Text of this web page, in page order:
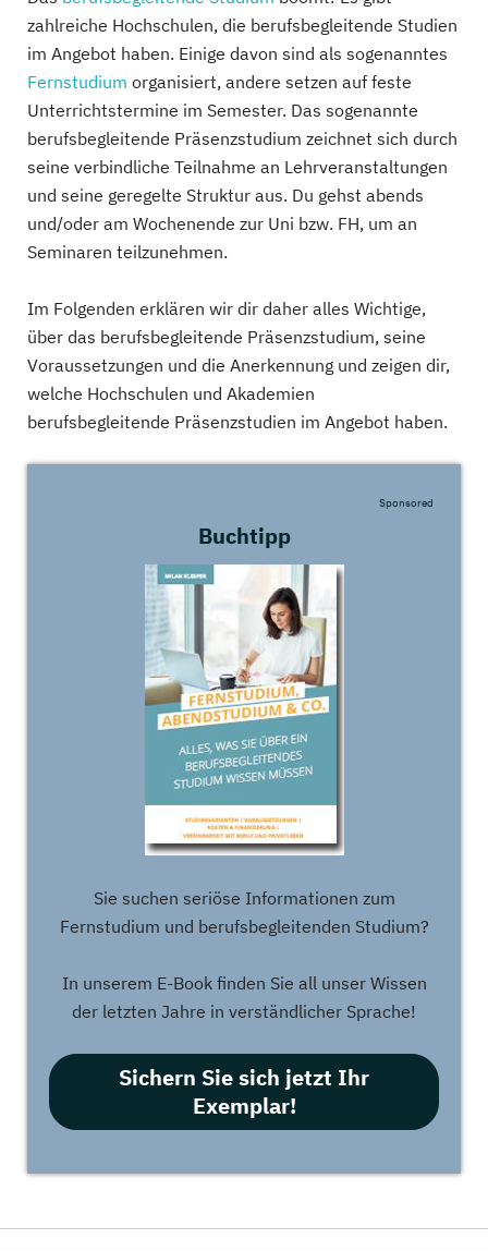
zahlreiche Hochschulen, die berufsbegleitende Studien
im Angebot haben. Einige davon sind als sogenanntes
Fernstudium organisiert, andere setzen auf feste
Unterrichtstermine im Semester. Das sogenannte
berufsbegleitende Präsenzstudium zeichnet sich durch
seine verbindliche Teilnahme an Lehrveranstaltungen
und seine geregelte Struktur aus. Du gehst abends
und/oder am Wochenende zur Uni bzw. FH, um an
Seminaren teilzunehmen.
Im Folgenden erklären wir dir daher alles Wichtige,
über das berufsbegleitende Präsenzstudium, seine
Voraussetzungen und die Anerkennung und zeigen dir,
welche Hochschulen und Akademien
berufsbegleitende Präsenzstudien im Angebot haben.
Buchtipp
Sponsored
Sie suchen seriöse Informationen zum
Fernstudium und berufsbegleitenden Studium?
In unserem E-Book finden Sie all unser Wissen
der letzten Jahre in verständlicher Sprache!
Sichern Sie sich jetzt Ihr
Exemplar!